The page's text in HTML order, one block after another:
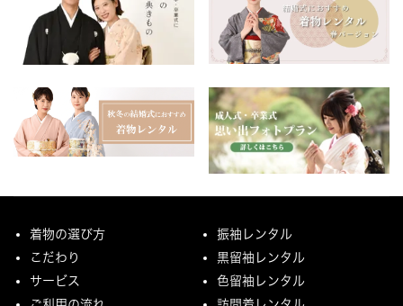
着物の選び方
こだわり
サービス
振袖レンタル
黒留袖レンタル
色留袖レンタル